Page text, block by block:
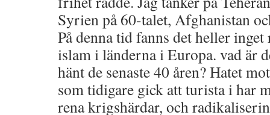
Syrien på 60-talet, Afghanistan
På denna tid fanns det heller
islam i länderna i Europa. vad är
hänt de senaste 40 åren? Hatet
som tidigare gick att turista i har
rena krigshärdar, och